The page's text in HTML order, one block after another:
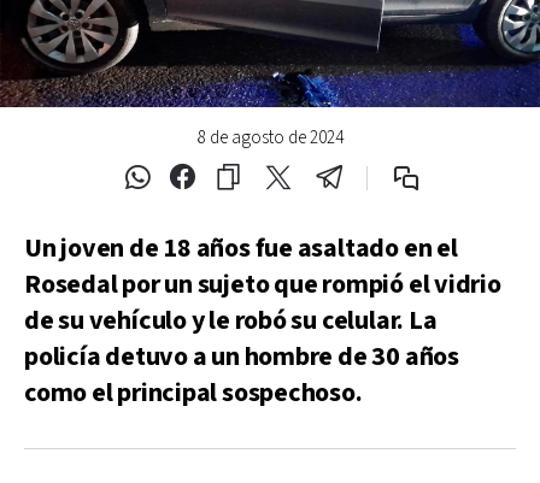
8 de agosto de 2024
Un joven de 18 años fue asaltado en el
Rosedal por un sujeto que rompió el vidrio
de su vehículo y le robó su celular. La
policía detuvo a un hombre de 30 años
como el principal sospechoso.